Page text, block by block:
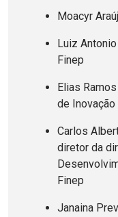
Moacyr
Luiz
Finep
Elias
de Inovação
Carlos
diretor da
Finep
Janaina